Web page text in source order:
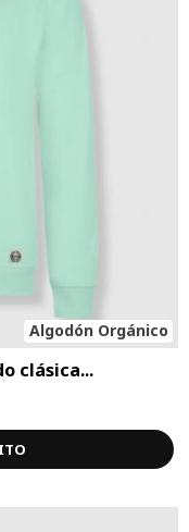
Algodón Orgánico
clásica...